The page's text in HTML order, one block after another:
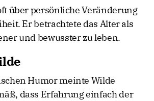
über persönliche Veränderung
Er betrachtete das Alter als
und bewusster zu leben.
Humor meinte Wilde
dass Erfahrung einfach der